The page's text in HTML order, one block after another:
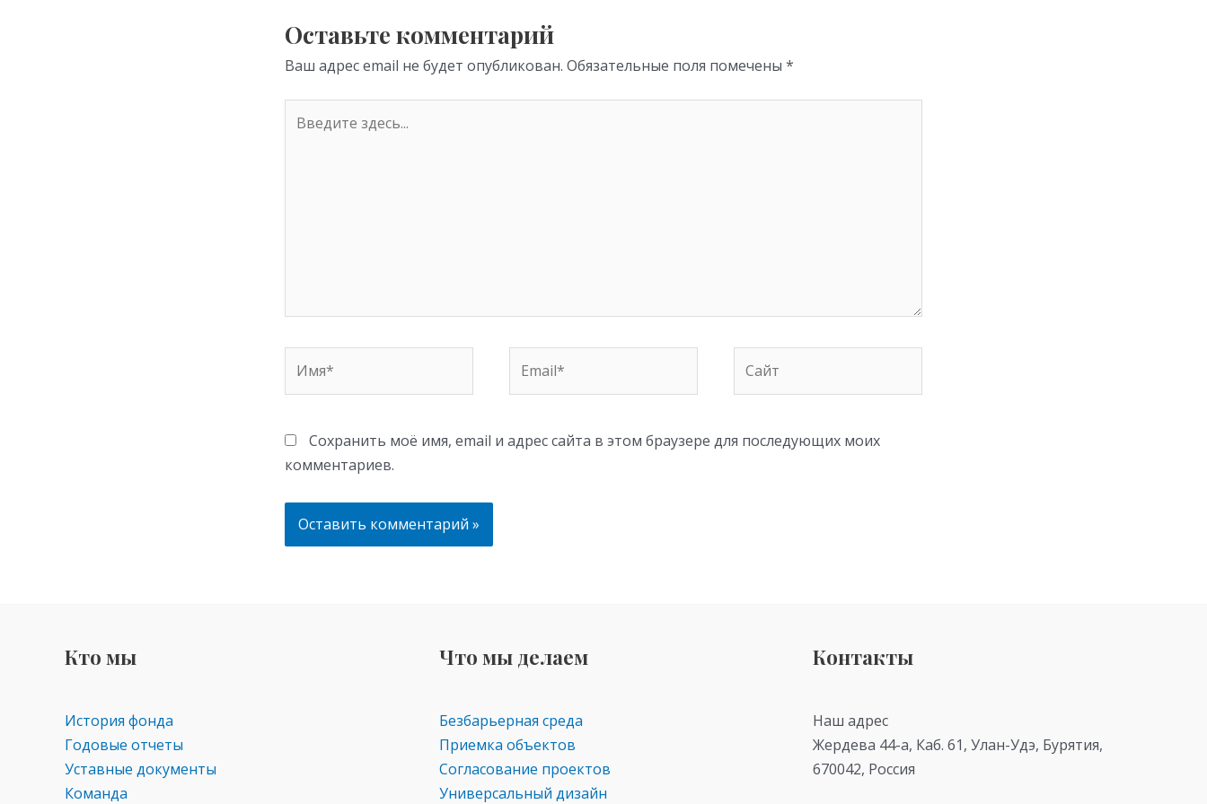
s
ni
ki
p
Оставьте комментарий
Ваш адрес email не будет опубликован. Обязательные поля помечены *
здесь...
Сохранить моё имя, email и адрес сайта в этом браузере для последующих моих
комментариев.
Кто мы
История фонда
Годовые отчеты
Уставные документы
Команда
Что мы делаем
Безбарьерная среда
Приемка объектов
Согласование проектов
Универсальный дизайн
Контакты
Наш адрес
Жердева 44-а, Каб. 61, Улан-Удэ, Бурятия,
670042, Россия